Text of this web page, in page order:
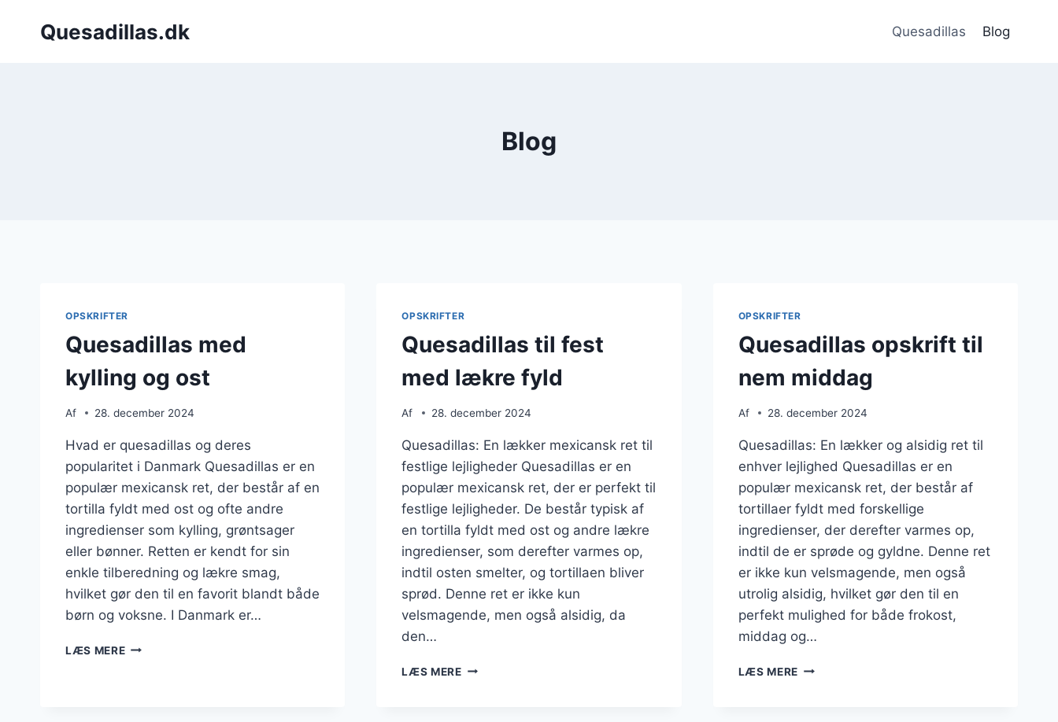
Quesadillas.dk Quesadillas Blog
Blog
OPSKRIFTER
Quesadillas med
kylling og ost
Af 28. december 2024
Hvad er quesadillas og deres
popularitet i Danmark Quesadillas er en
populær mexicansk ret, der består af en
tortilla fyldt med ost og ofte andre
ingredienser som kylling, grøntsager
eller bønner. Retten er kendt for sin
enkle tilberedning og lækre smag,
hvilket gør den til en favorit blandt både
børn og voksne. I Danmark er…
LÆS MEREQUESADILLAS
OPSKRIFTER
Quesadillas til fest
med lækre fyld
Af 28. december 2024
Quesadillas: En lækker mexicansk ret til
festlige lejligheder Quesadillas er en
populær mexicansk ret, der er perfekt til
festlige lejligheder. De består typisk af
en tortilla fyldt med ost og andre lækre
ingredienser, som derefter varmes op,
indtil osten smelter, og tortillaen bliver
sprød. Denne ret er ikke kun
velsmagende, men også alsidig, da
den…
LÆS MEREQUESADILLAS
OPSKRIFTER
Quesadillas opskrift til
nem middag
Af 28. december 2024
Quesadillas: En lækker og alsidig ret til
enhver lejlighed Quesadillas er en
populær mexicansk ret, der består af
tortillaer fyldt med forskellige
ingredienser, der derefter varmes op,
indtil de er sprøde og gyldne. Denne ret
er ikke kun velsmagende, men også
utrolig alsidig, hvilket gør den til en
perfekt mulighed for både frokost,
middag og…
LÆS MERE QUESADILLAS